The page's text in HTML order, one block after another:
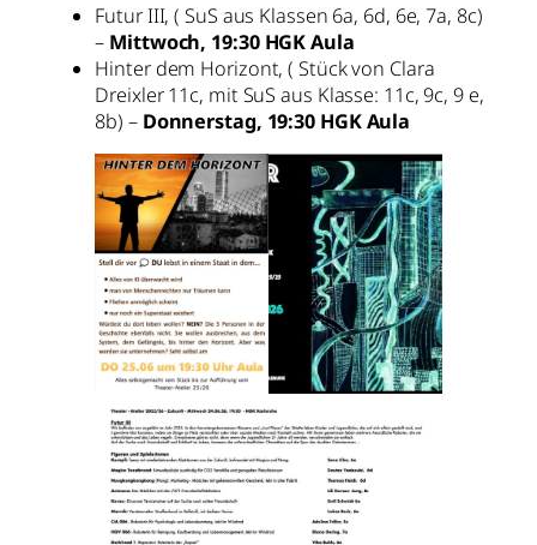
Futur III, ( SuS aus Klassen 6a, 6d, 6e, 7a, 8c)
– Mittwoch, 19:30 HGK Aula
Hinter dem Horizont, ( Stück von Clara
Dreixler 11c, mit SuS aus Klasse: 11c, 9c, 9 e,
8b) – Donnerstag, 19:30 HGK Aula